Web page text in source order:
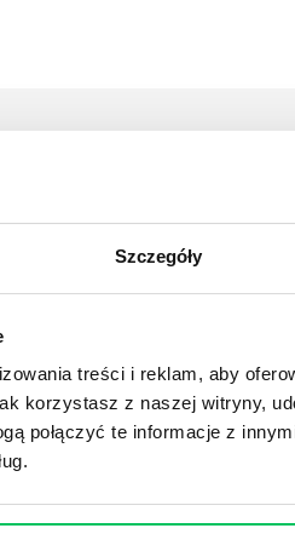
Szczegóły
treści i reklam, aby
korzystasz z naszej witryny,
połączyć te informacje z
Kiedy dokładnie nowe
trzeba się tutaj na pewno
- CO WARTO WIEDZIEĆ?
– bez wyjątku. Warto
gdziekolwiek zgłaszana? Jak